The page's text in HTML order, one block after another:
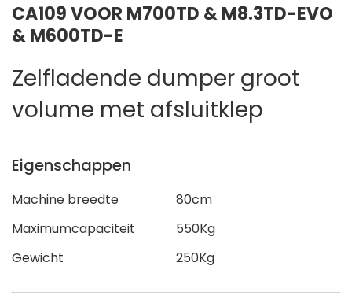
CA109 VOOR M700TD & M8.3TD-EVO
& M600TD-E
Zelfladende dumper groot
volume met afsluitklep
Eigenschappen
Machine breedte
80cm
Maximumcapaciteit
550Kg
Gewicht
250Kg